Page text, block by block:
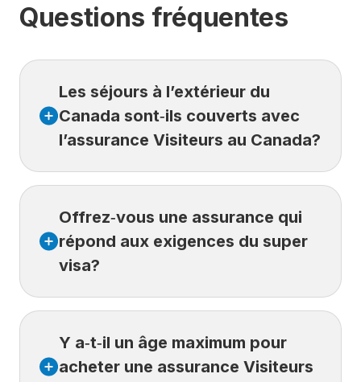
Questions fréquentes
Les séjours à l’extérieur du
Canada sont‑ils couverts avec
l’assurance Visiteurs au Canada?
notamment à la durée du séjour et à la
destination.
Canada sont couverts s’ils respectent tous les
critères suivants :
Doivent débuter et se terminer
Offrez‑vous une assurance qui
répond aux exigences du super
visa?
répondent aux exigences du super
visa. L’assurance Visiteurs au Canadaest
Y a‑t‑il un âge maximum pour
acheter une assurance Visiteurs